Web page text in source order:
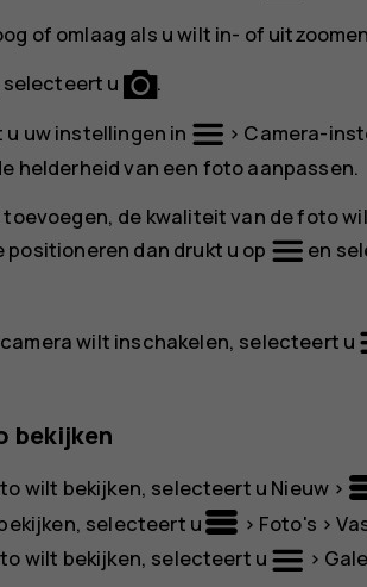
of omlaag als u wilt in- of
selecteert u
.
uw instellingen in
> Camera-
helderheid van een foto aanpassen.
de kwaliteit van de foto
dan drukt u op
en
wilt inschakelen, selecteert u
bekijken
wilt bekijken, selecteert u Nieuw >
selecteert u
> Foto's >
wilt bekijken, selecteert u
>